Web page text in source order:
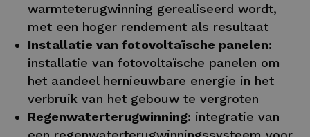
warmteterugwinning gerealiseerd wordt,
met een hoger rendement als resultaat
Installatie van fotovoltaïsche panelen:
installatie van fotovoltaïsche panelen om
het aandeel hernieuwbare energie in het
verbruik van het gebouw te vergroten
Regenwaterterugwinning: integratie van